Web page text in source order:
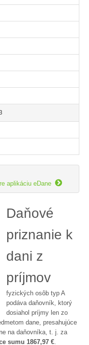
aplikáciu eDane 
Daňové
priznanie k
dani z
príjmov
fyzických osôb typ A
podáva daňovník, ktorý
dosiahol príjmy len zo
dane, presahujúce
na daňovníka, t. j. za
sumu 1867,97 €.